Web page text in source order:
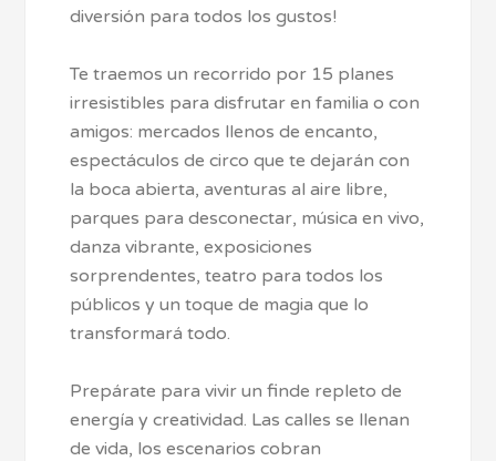
diversión para todos los gustos!
Te traemos un recorrido por 15 planes
irresistibles para disfrutar en familia o con
amigos: mercados llenos de encanto,
espectáculos de circo que te dejarán con
la boca abierta, aventuras al aire libre,
parques para desconectar, música en vivo,
danza vibrante, exposiciones
sorprendentes, teatro para todos los
públicos y un toque de magia que lo
transformará todo.
Prepárate para vivir un finde repleto de
energía y creatividad. Las calles se llenan
de vida, los escenarios cobran